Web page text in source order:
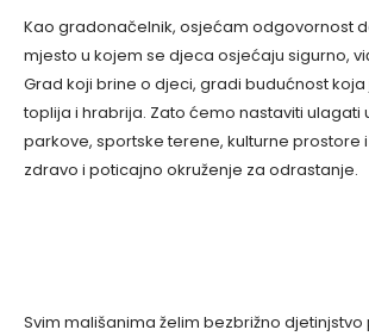
Kao gradonačelnik, osjećam odgovornost
mjesto u kojem se djeca osjećaju sigurno,
Grad koji brine o djeci, gradi budućnost
toplija i hrabrija. Zato ćemo nastaviti ulagati
parkove, sportske terene, kulturne prostore
zdravo i poticajno okruženje za odrastanje.
Svim mališanima želim bezbrižno djetinjstvo